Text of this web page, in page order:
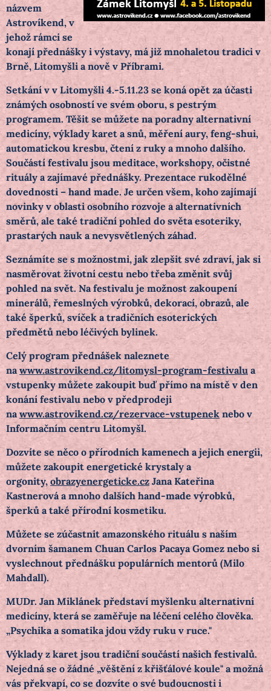
názvem
Astrovíkend, v
jehož rámci se
konají přednášky i výstavy, má již mnohaletou tradici v
Brně, Litomyšli a nově v Příbrami.
Setkání v v Litomyšli 4.-5.11.23 se koná opět za účasti
známých osobností ve svém oboru, s pestrým
programem. Těšit se můžete na poradny alternativní
medicíny, výklady karet a snů, měření aury, feng-shui,
automatickou kresbu, čtení z ruky a mnoho dalšího.
Součástí festivalu jsou meditace, workshopy, očistné
rituály a zajímavé přednášky. Prezentace rukodělné
dovednosti – hand made. Je určen všem, koho zajímají
novinky v oblasti osobního rozvoje a alternativních
směrů, ale také tradiční pohled do světa esoteriky,
prastarých nauk a nevysvětlených záhad.
Seznámíte se s možnostmi, jak zlepšit své zdraví, jak si
nasměrovat životní cestu nebo třeba změnit svůj
pohled na svět. Na festivalu je možnost zakoupení
minerálů, řemeslných výrobků, dekorací, obrazů, ale
také šperků, svíček a tradičních esoterických
předmětů nebo léčivých bylinek.
Celý program přednášek naleznete
nawww.astrovikend.cz/litomysl-program-festivalu a
vstupenky můžete zakoupit buď přímo na místě v den
konání festivalu nebo v předprodeji
nawww.astrovikend.cz/rezervace-vstupenek nebo v
Informačním centru Litomyšl.
Dozvíte se něco o přírodních kamenech a jejich energii,
můžete zakoupit energetické krystaly a
orgonity, obrazyenergeticke.cz Jana Kateřina
Kastnerová a mnoho dalších hand-made výrobků,
šperků a také přírodní kosmetiku.
Můžete se zúčastnit amazonského rituálu s naším
dvorním šamanem Chuan Carlos Pacaya Gomez nebo si
vyslechnout přednášku populárních mentorů (Milo
Mahdall).
MUDr. Jan Miklánek představí myšlenku alternativní
medicíny, která se zaměřuje na léčení celého člověka.
„Psychika a somatika jdou vždy ruku v ruce."
Výklady z karet jsou tradiční součástí našich festivalů.
Nejedná se o žádné „věštění z křišťálové koule" a možná
vás překvapí, co se dozvíte o své budoucnosti i